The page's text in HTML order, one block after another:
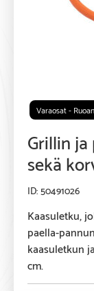
Varaosat -
Grillin
sekä
50491026
Kaasuletku,
paella-
kaasuletkun
cm.